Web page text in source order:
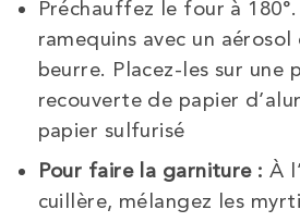
Préchauffez le four à
ramequins avec un aérosol
beurre. Placez-les sur une
recouverte de papier
papier sulfurisé
Pour faire la garniture : À
cuillère, mélangez les